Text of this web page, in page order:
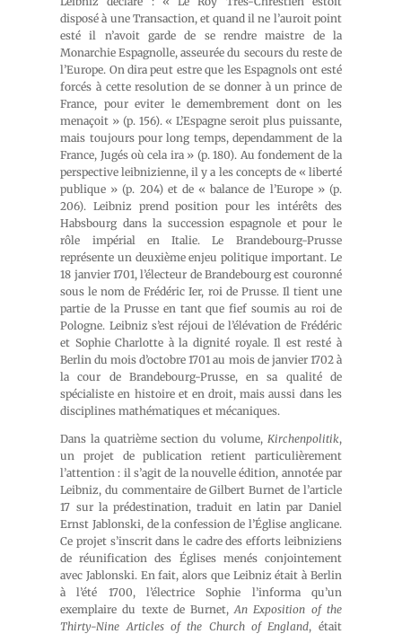
disposé à une Transaction, et quand il ne l’auroit point
esté il n’avoit garde de se rendre maistre de la
Monarchie Espagnolle, asseurée du secours du reste de
l’Europe. On dira peut estre que les Espagnols ont esté
forcés à cette resolution de se donner à un prince de
France, pour eviter le demembrement dont on les
menaçoit » (p. 156). « L’Espagne seroit plus puissante,
mais toujours pour long temps, dependamment de la
France, Jugés où cela ira » (p. 180). Au fondement de la
perspective leibnizienne, il y a les concepts de « liberté
publique » (p. 204) et de « balance de l’Europe » (p.
206). Leibniz prend position pour les intérêts des
Habsbourg dans la succession espagnole et pour le
rôle impérial en Italie. Le Brandebourg-Prusse
représente un deuxième enjeu politique important. Le
18 janvier 1701, l’électeur de Brandebourg est couronné
sous le nom de Frédéric Ier, roi de Prusse. Il tient une
partie de la Prusse en tant que fief soumis au roi de
Pologne. Leibniz s’est réjoui de l’élévation de Frédéric
et Sophie Charlotte à la dignité royale. Il est resté à
Berlin du mois d’octobre 1701 au mois de janvier 1702 à
la cour de Brandebourg-Prusse, en sa qualité de
spécialiste en histoire et en droit, mais aussi dans les
disciplines mathématiques et mécaniques.
Dans la quatrième section du volume, Kirchenpolitik,
un projet de publication retient particulièrement
l’attention : il s’agit de la nouvelle édition, annotée par
Leibniz, du commentaire de Gilbert Burnet de l’article
17 sur la prédestination, traduit en latin par Daniel
Ernst Jablonski, de la confession de l’Église anglicane.
Ce projet s’inscrit dans le cadre des efforts leibniziens
de réunification des Églises menés conjointement
avec Jablonski. En fait, alors que Leibniz était à Berlin
à l’été 1700, l’électrice Sophie l’informa qu’un
exemplaire du texte de Burnet,An Exposition of the
Thirty-Nine Articles of the Church of England, était